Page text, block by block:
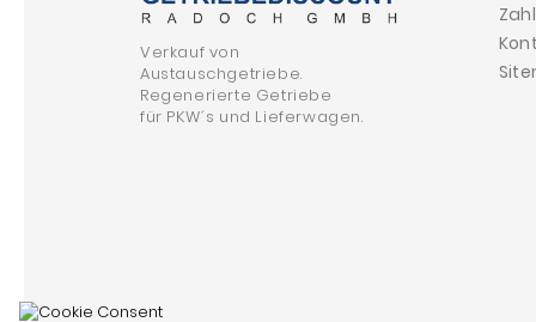
Verkauf von
Austauschgetriebe.
Regenerierte Getriebe
für PKW´s und Lieferwagen.